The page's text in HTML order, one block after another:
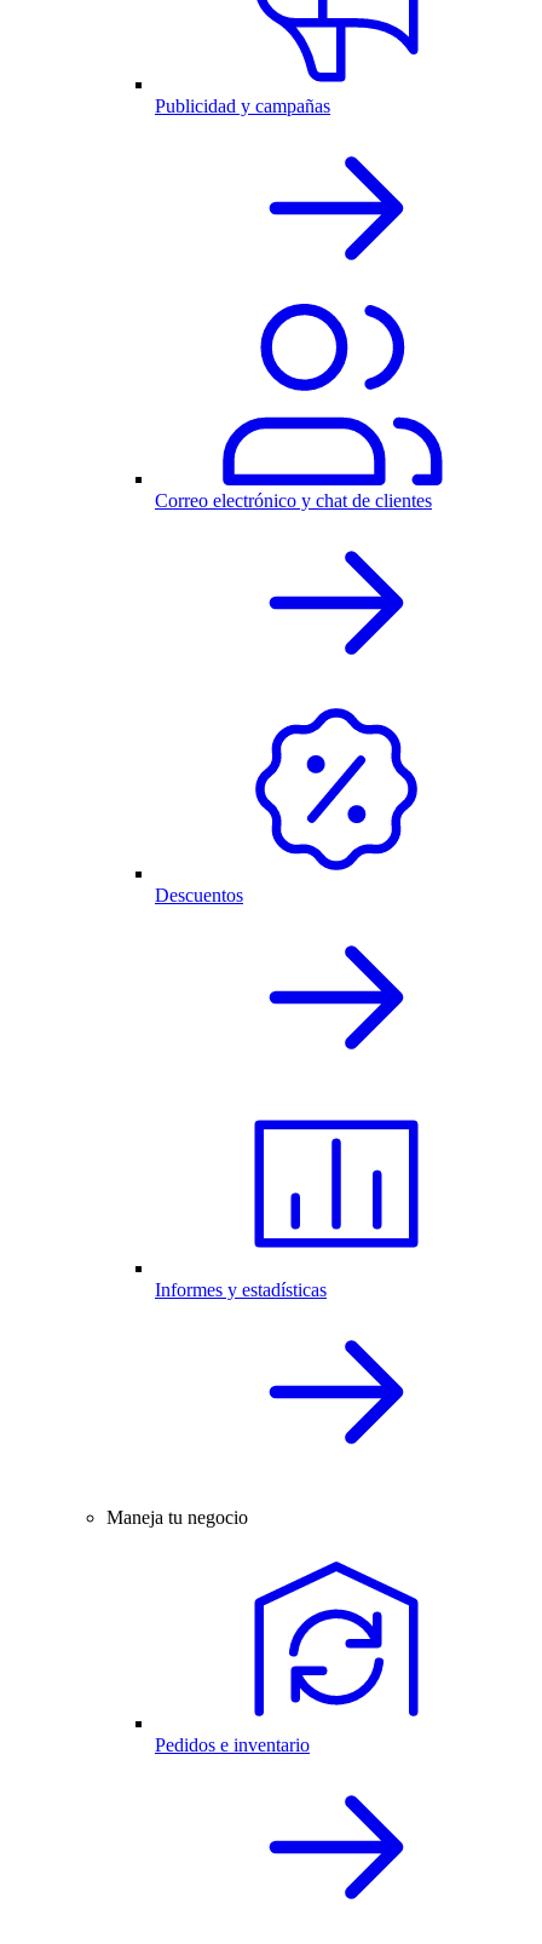
Publicidad y campañas
Correo electrónico y chat de clientes
Descuentos
Informes y estadísticas
Maneja tu negocio
Pedidos e inventario